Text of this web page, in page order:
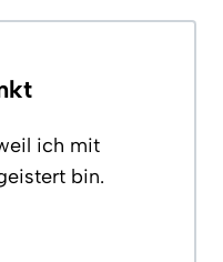
ich mit
bin.